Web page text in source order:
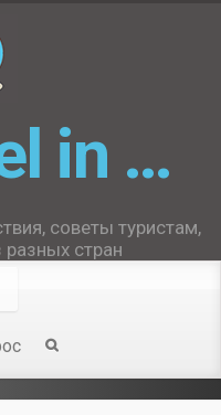
in …
советы туристам,
стран